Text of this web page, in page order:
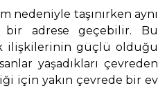
nedeniyle taşınırken aynı
bir adrese geçebilir. Bu
ilişkilerinin güçlü olduğu
yaşadıkları çevreden
için yakın çevrede bir ev